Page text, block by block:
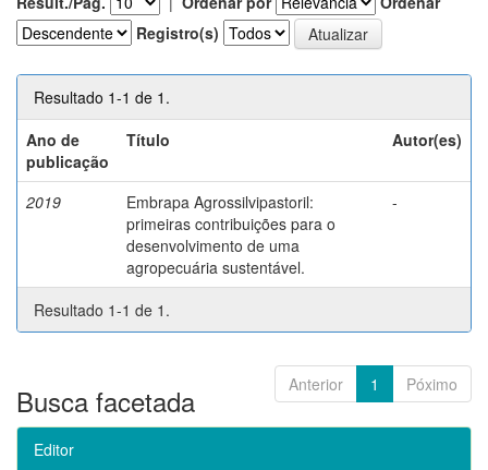
Registro(s)
Resultado 1-1 de 1.
Ano de
publicação
Título Autor(es)
2019
Embrapa Agrossilvipastoril:
primeiras contribuições para o
desenvolvimento de uma
agropecuária sustentável.
-
Resultado 1-1 de 1.
Anterior 1 Póximo
Busca facetada
Editor